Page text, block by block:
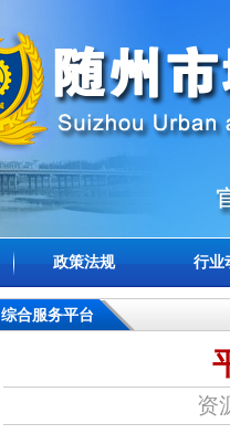
政策法规 行业
综合服务平台
资